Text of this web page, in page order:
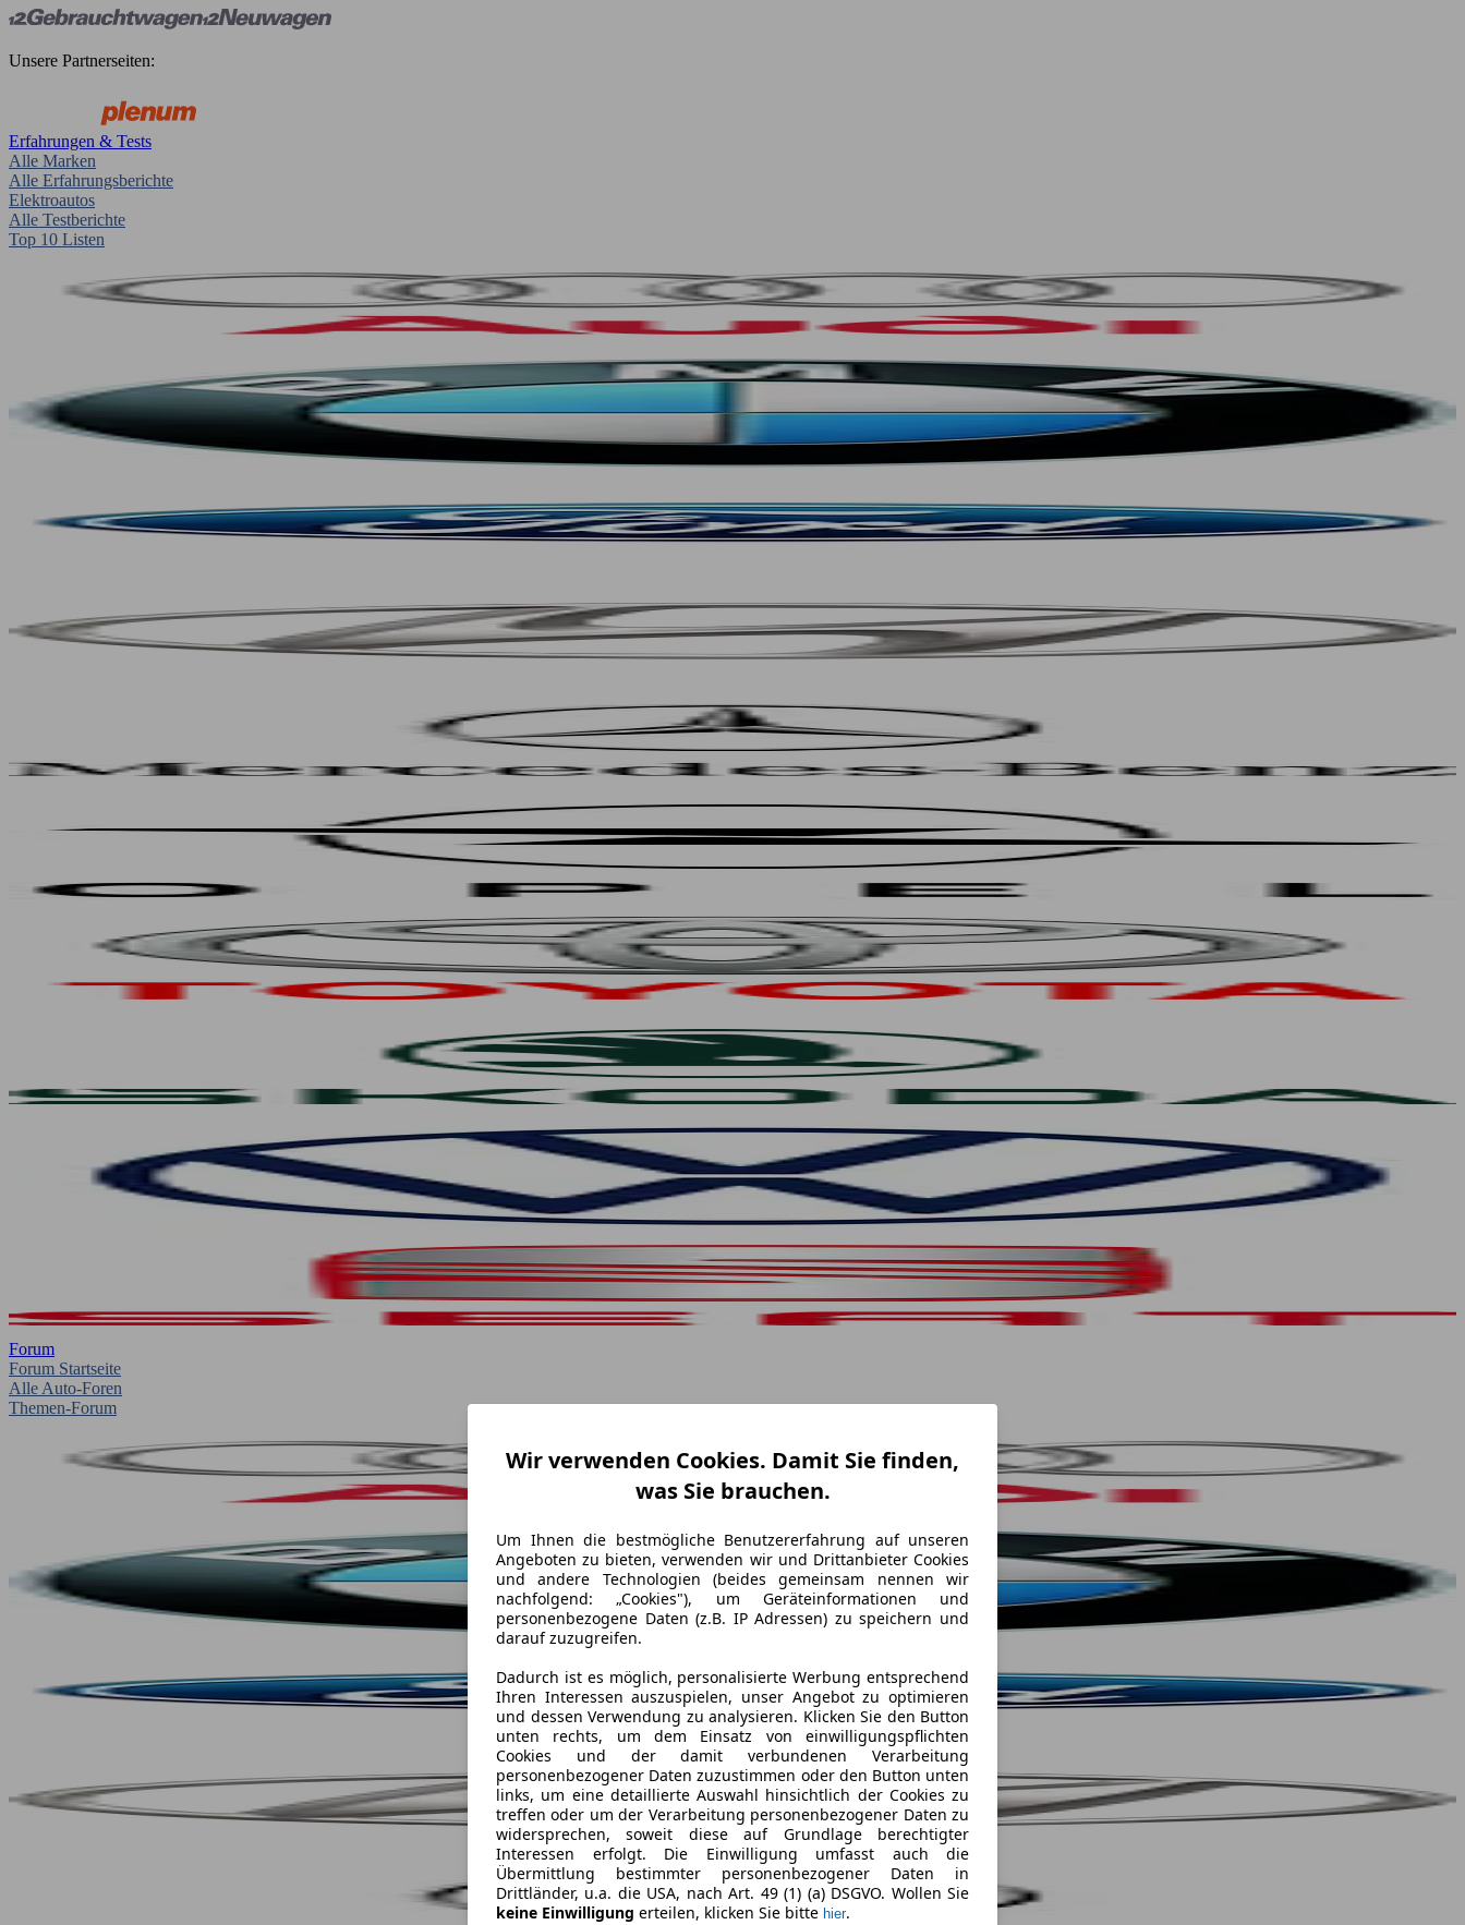
Unsere Partnerseiten:
Erfahrungen & Tests
Alle Marken
Alle Erfahrungsberichte
Elektroautos
Alle Testberichte
Top 10 Listen
Forum
Forum Startseite
Alle Auto-Foren
Themen-Forum
Wir verwenden Cookies. Damit Sie finden,
was Sie brauchen.
Um Ihnen die bestmögliche Benutzererfahrung auf unseren
Angeboten zu bieten, verwenden wir und Drittanbieter Cookies
und andere Technologien (beides gemeinsam nennen wir
nachfolgend: „Cookies"), um Geräteinformationen und
personenbezogene Daten (z.B. IP Adressen) zu speichern und
darauf zuzugreifen.
Dadurch ist es möglich, personalisierte Werbung entsprechend
Ihren Interessen auszuspielen, unser Angebot zu optimieren
und dessen Verwendung zu analysieren. Klicken Sie den Button
unten rechts, um dem Einsatz von einwilligungspflichten
Cookies und der damit verbundenen Verarbeitung
personenbezogener Daten zuzustimmen oder den Button unten
links, um eine detaillierte Auswahl hinsichtlich der Cookies zu
treffen oder um der Verarbeitung personenbezogener Daten zu
widersprechen, soweit diese auf Grundlage berechtigter
Interessen erfolgt. Die Einwilligung umfasst auch die
Übermittlung bestimmter personenbezogener Daten in
Drittländer, u.a. die USA, nach Art. 49 (1) (a) DSGVO. Wollen Sie
keine Einwilligung erteilen, klicken Sie bitte hier.